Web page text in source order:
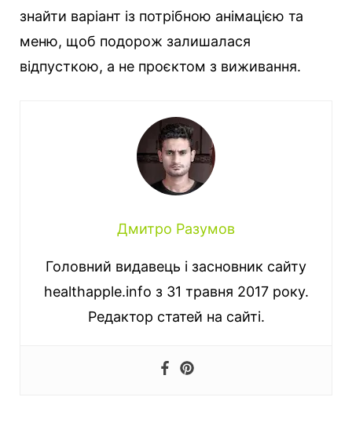
знайти варіант із потрібною анімацією та
меню, щоб подорож залишалася
відпусткою, а не проєктом з виживання.
Дмитро Разумов
Головний видавець і засновник сайту
healthapple.info з 31 травня 2017 року.
Редактор статей на сайті.